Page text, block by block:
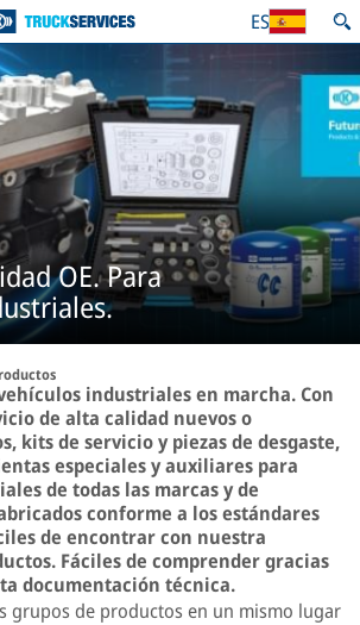
ES
OE. Para
industriales en marcha. Con
de alta calidad nuevos o
kits de servicio y piezas de desgaste,
especiales y auxiliares para
de todas las marcas y de
conforme a los estándares
de encontrar con nuestra
Fáciles de comprender gracias
documentación técnica.
grupos de productos en un mismo lugar